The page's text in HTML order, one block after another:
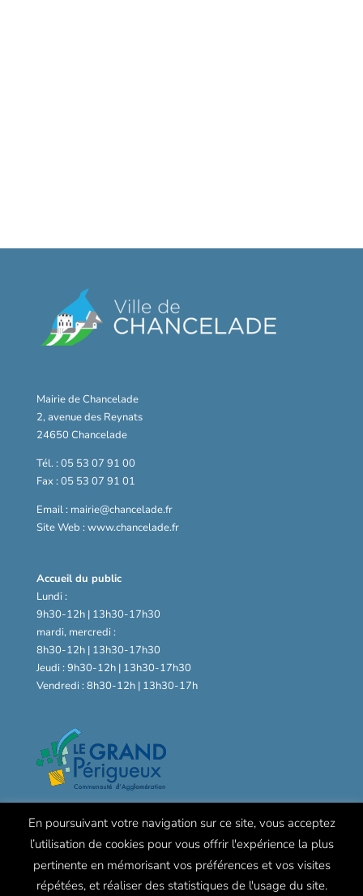
Mairie de Chancelade
2, avenue des Reynats
24650 Chancelade
Tél. : 05 53 07 91 00
Fax : 05 53 07 91 01
Email : mairie@chancelade.fr
Site Web : www.chancelade.fr
Accueil du public
Lundi :
9h30-12h | 13h30-17h30
mardi, mercredi :
8h30-12h | 13h30-17h30
Jeudi : 9h30-12h | 13h30-17h30
Vendredi : 8h30-12h | 13h30-17h
En poursuivant votre navigation sur ce site, vous acceptez
l’utilisation de cookies pour vous offrir l'expérience la plus
pertinente en mémorisant vos préférences et vos visites
répétées, et réaliser des statistiques de l'usage du site.